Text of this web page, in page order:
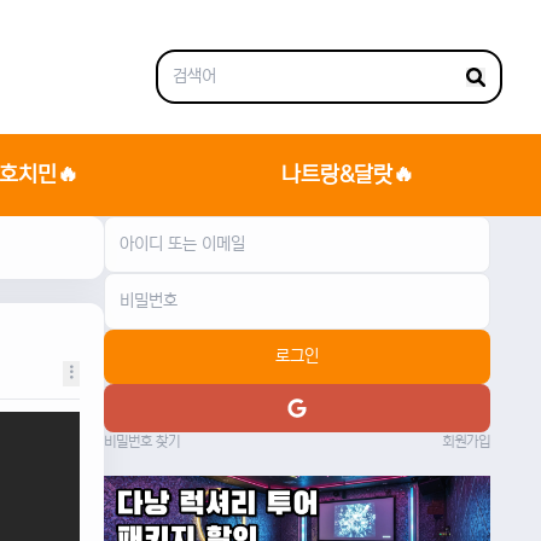
호치민🔥 나트랑&달랏🔥
로그인
비밀번호 찾기 회원가입